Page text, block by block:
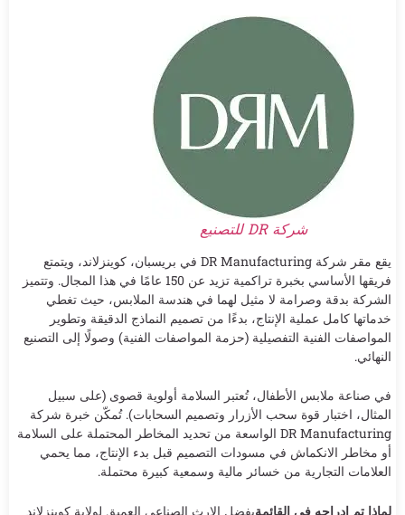
شركة DR للتصنيع
يقع مقر شركة DR Manufacturing في بريسبان، كوينزلاند، ويتمتع
فريقها الأساسي بخبرة تراكمية تزيد عن 150 عامًا في هذا المجال. وتتميز
الشركة بدقة وصرامة لا مثيل لهما في هندسة الملابس، حيث تغطي
خدماتها كامل عملية الإنتاج، بدءًا من تصميم النماذج الدقيقة وتطوير
المواصفات الفنية التفصيلية (حزمة المواصفات الفنية) وصولًا إلى التصنيع
النهائي.
في صناعة ملابس الأطفال، تُعتبر السلامة أولوية قصوى (على سبيل
المثال، اختبار قوة سحب الأزرار وتصميم السحابات). تُمكّن خبرة شركة
DR Manufacturing الواسعة من تحديد المخاطر المحتملة على السلامة
أو مخاطر الانكماش في مسودات التصميم قبل بدء الإنتاج، مما يحمي
العلامات التجارية من خسائر مالية وسمعية كبيرة محتملة.
لماذا تم إدراجه في القائمةبفضل الإرث الصناعي العميق لولاية كوينزلاند